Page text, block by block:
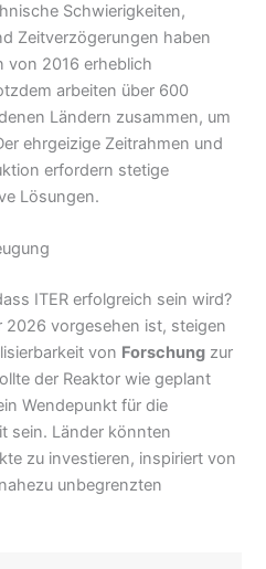
Schwierigkeiten,
Zeitverzögerungen haben
von 2016 erheblich
arbeiten über 600
Ländern zusammen, um
ehrgeizige Zeitrahmen und
erfordern stetige
Lösungen.
ITER erfolgreich sein wird?
2026 vorgesehen ist, steigen
von Forschung zur
der Reaktor wie geplant
Wendepunkt für die
sein. Länder könnten
zu investieren, inspiriert von
unbegrenzten